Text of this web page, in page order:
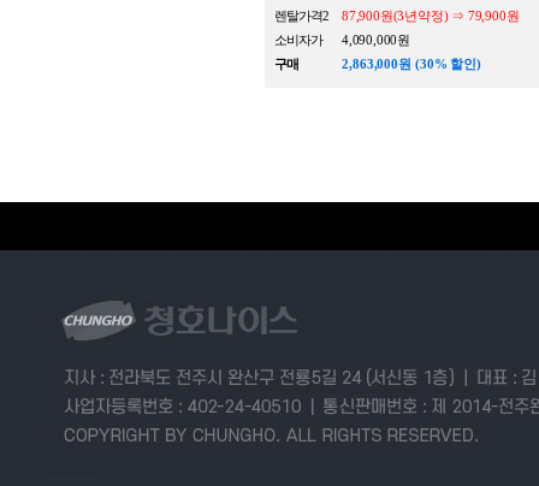
렌탈가격2
87,900원(3년약정) ⇒ 79,900원
소비자가
4,090,000원
구매
2,863,000원 (30% 할인)